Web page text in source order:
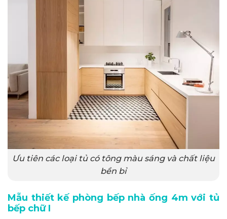
Ưu tiên các loại tủ có tông màu sáng và chất liệu
bền bỉ
Mẫu thiết kế phòng bếp nhà ống 4m với tủ
bếp chữ I